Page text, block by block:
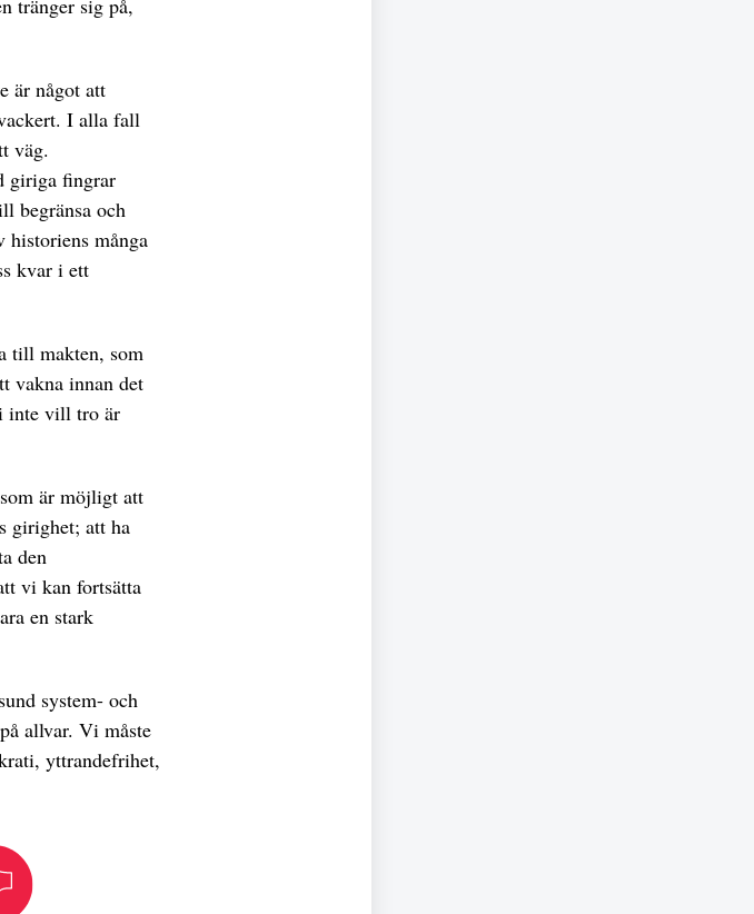
är något att
I alla fall
väg.
giriga fingrar
begränsa och
många
kvar i ett
till makten, som
vakna innan det
inte vill tro är
är möjligt att
girighet; att ha
den
vi kan fortsätta
en stark
system- och
allvar. Vi måste
yttrandefrihet,